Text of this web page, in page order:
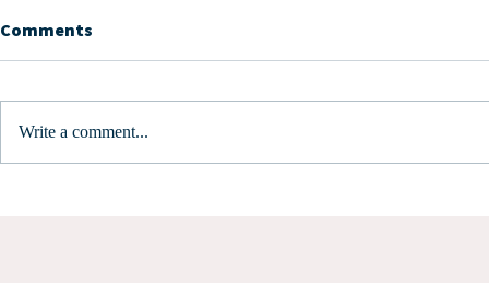
Comments
Write a comment...